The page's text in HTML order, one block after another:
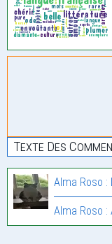
Texte Des
Alma Roso
Alma Roso